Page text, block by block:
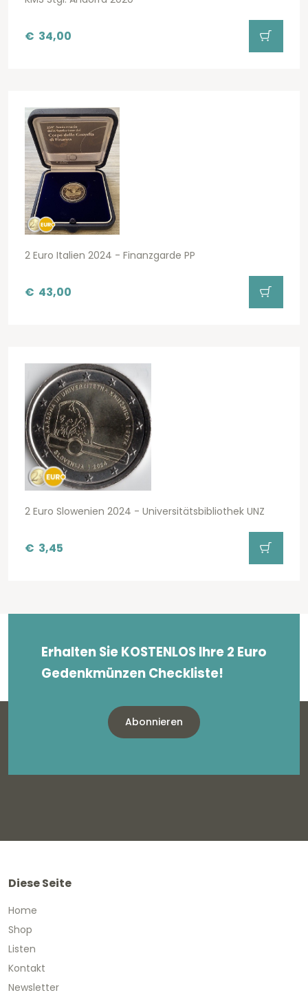
€ 34,00
2 Euro Italien 2024 - Finanzgarde PP
€ 43,00
2 Euro Slowenien 2024 - Universitätsbibliothek UNZ
€ 3,45
Erhalten Sie KOSTENLOS Ihre 2 Euro
Gedenkmünzen Checkliste!
Abonnieren
Diese Seite
Home
Shop
Listen
Kontakt
Newsletter